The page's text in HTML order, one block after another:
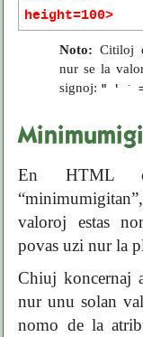
height=100>
Noto: Citiloj
nur se la
signoj: " ' `
En HTML
valoroj estas
povas uzi nur la
Chiuj koncernaj
nur unu solan
nomo de la